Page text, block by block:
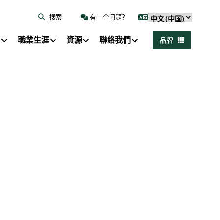
有一个问题？
搜索
職業生涯 資源 聯絡我們 品牌